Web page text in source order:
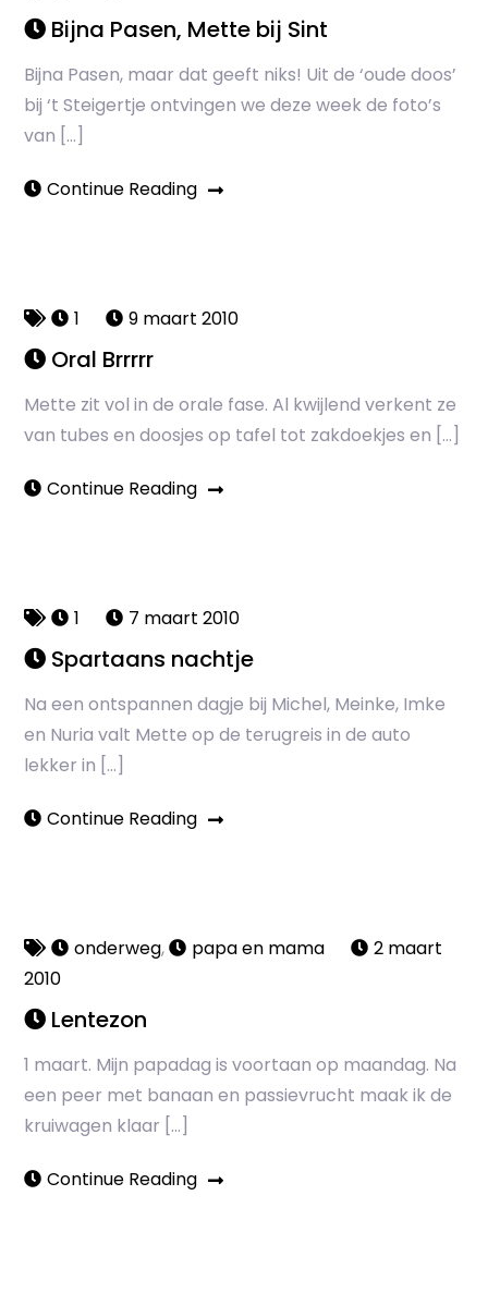
Bijna Pasen, Mette bij Sint
Bijna Pasen, maar dat geeft niks! Uit de ‘oude doos’
bij ‘t Steigertje ontvingen we deze week de foto’s
van […]
Continue Reading
1 9 maart 2010
Oral Brrrrr
Mette zit vol in de orale fase. Al kwijlend verkent ze
van tubes en doosjes op tafel tot zakdoekjes en […]
Continue Reading
1 7 maart 2010
Spartaans nachtje
Na een ontspannen dagje bij Michel, Meinke, Imke
en Nuria valt Mette op de terugreis in de auto
lekker in […]
Continue Reading
onderweg, papa en mama
2 maart
2010
Lentezon
1 maart. Mijn papadag is voortaan op maandag. Na
een peer met banaan en passievrucht maak ik de
kruiwagen klaar […]
Continue Reading